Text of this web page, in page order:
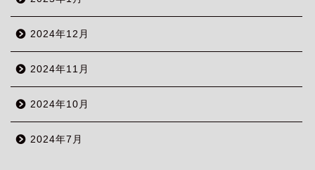
2024年12月
2024年11月
2024年10月
2024年7月